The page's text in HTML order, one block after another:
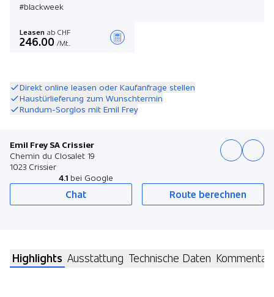
#blackweek
Leasen ab CHF
246.00 /Mt.
Direkt online leasen oder Kaufanfrage stellen
Haustürlieferung zum Wunschtermin
Rundum-Sorglos mit Emil Frey
Emil Frey SA Crissier
Chemin du Closalet 19
1023 Crissier
4.1 bei Google
Chat Route berechnen
Highlights Ausstattung Technische Daten Kommentar